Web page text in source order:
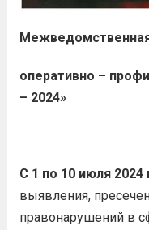
оперативно –
– 2024»
С 1 по 10 июля 2024
выявления,
правонарушений в